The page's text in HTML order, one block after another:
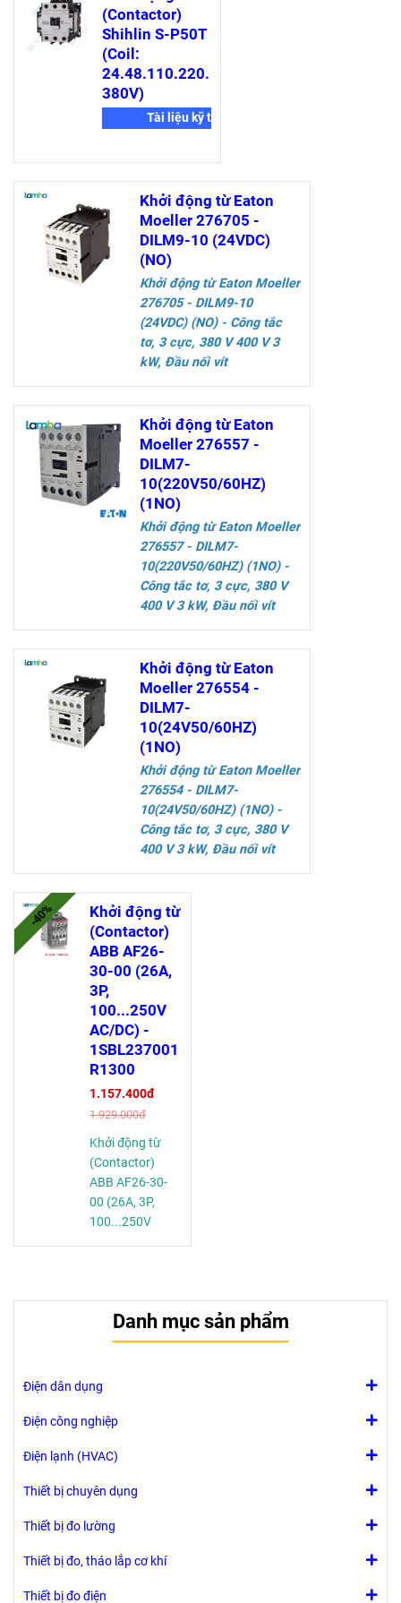
(Contactor)
Shihlin S-P50T
(Coil:
24.48.110.220.
380V)
Tài liệu kỹ thuật
Khởi động từ Eaton
Moeller 276705 -
DILM9-10 (24VDC)
(NO)
Khởi động từ Eaton Moeller
276705 - DILM9-10
(24VDC) (NO)- Công tắc
tơ, 3 cực, 380 V 400 V 3
kW, Đầu nối vít
Thông số kỹ thuật
Khởi động từ Eaton
Moeller 276557 -
DILM7-
10(220V50/60HZ)
(1NO)
Khởi độngtừ Eaton Moeller
276557 - DILM7-
10(220V50/60HZ) (1NO)-
Công tắc tơ, 3 cực, 380 V
400 V 3 kW, Đầu nối vít
Thông số kỹ thuật
Khởi động từ Eaton
Moeller 276554 -
DILM7-
10(24V50/60HZ)
(1NO)
Khởi độngtừ Eaton Moeller
276554 - DILM7-
10(24V50/60HZ) (1NO)-
Công tắc tơ, 3 cực, 380 V
400 V 3 kW, Đầu nối vít
Thông số kỹ thuật
Khởi động từ
(Contactor)
ABB AF26-
30-00 (26A,
3P,
100...250V
AC/DC) -
1SBL237001
R1300
1.157.400đ
1.929.000đ
-40%
Khởi động từ
(Contactor)
ABB AF26-30-
00 (26A, 3P,
100...250V
Danh mục sản phẩm
Điện dân dụng
Điện công nghiệp
Điện lạnh (HVAC)
Thiết bị chuyên dụng
Thiết bị đo lường
Thiết bị đo, tháo lắp cơ khí
Thiết bị đo điện